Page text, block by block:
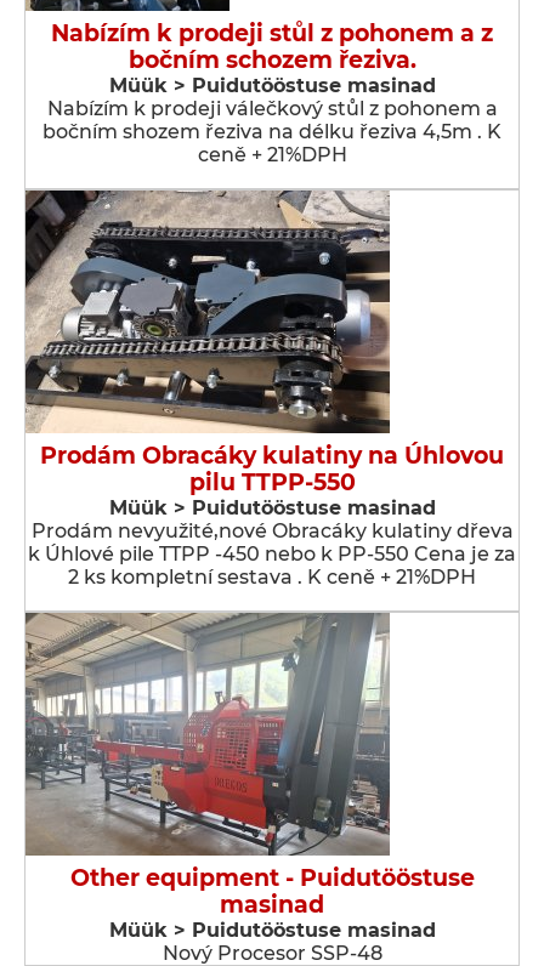
Nabízím k prodeji stůl z pohonem a z
bočním schozem řeziva.
Müük > Puidutööstuse masinad
Nabízím k prodeji válečkový stůl z pohonem a
bočním shozem řeziva na délku řeziva 4,5m . K
ceně + 21%DPH
Prodám Obracáky kulatiny na Úhlovou
pilu TTPP-550
Müük > Puidutööstuse masinad
Prodám nevyužité,nové Obracáky kulatiny dřeva
k Úhlové pile TTPP -450 nebo k PP-550 Cena je za
2 ks kompletní sestava . K ceně + 21%DPH
Other equipment - Puidutööstuse
masinad
Müük > Puidutööstuse masinad
Nový Procesor SSP-48